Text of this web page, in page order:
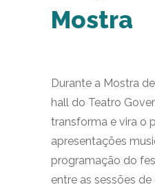
Mostra
Durante a Mostra
hall do Teatro
transforma e vira o
apresentações
programação do
entre as sessões de